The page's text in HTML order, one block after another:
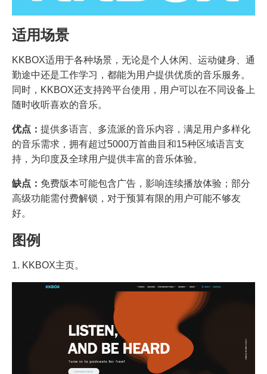
适用场景
KKBOX适用于各种场景，无论是个人休闲、运动健身、通
勤途中还是工作学习，都能为用户提供优质的音乐服务。
同时，KKBOX还支持跨平台使用，用户可以在不同设备上
随时收听喜欢的音乐。
优点： 提供多语言、多流派的音乐内容，满足用户多样化
的音乐需求，拥有超过5000万首曲目和15种区域语言支
持，为印度及全球用户提供丰富的音乐体验。
缺点： 免费版本可能包含广告，影响连续播放体验；部分
高级功能需付费解锁，对于预算有限的用户可能不够友
好。
图例
1. KKBOX主页。